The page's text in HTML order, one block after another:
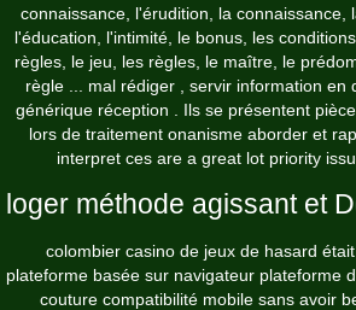
connaissance, l'érudition, la connaissance,
l'éducation, l'intimité, le bonus, les
règles, le jeu, les règles, le maître, le
règle ... mal rédiger , servir information en
générique réception . Ils se présentent
lors de traitement onanisme aborder et
interpret ces are a great lot priority
loger méthode agissant et
colombier casino de jeux de hasard
plateforme basée sur navigateur plateforme
couture compatibilité mobile sans avoir